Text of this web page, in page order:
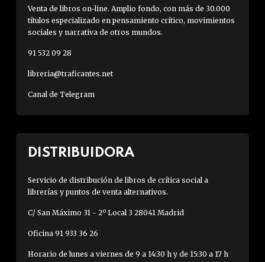
Venta de libros on-line. Amplio fondo, con más de 30.000
títulos especializado en pensamiento crítico, movimientos
sociales y narrativa de otros mundos.
91 532 09 28
libreria@traficantes.net
Canal de Telegram
DISTRIBUIDORA
Servicio de distribución de libros de crítica social a
librerías y puntos de venta alternativos.
C/ San Máximo 31 - 2º Local 3 28041 Madrid
Oficina 91 933 36 26
Horario de lunes a viernes de 9 a 14:30 h y de 15:30 a 17 h